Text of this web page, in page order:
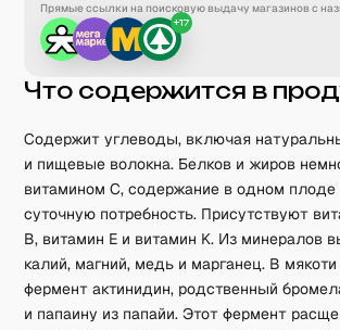
Прямые ссылки на поисковую выдачу магазинов с
+17
Что содержится в
Содержит углеводы, включая
и пищевые волокна. Белков и жиров
витамином C, содержание в одном плоде
суточную потребность. Присутствуют
B, витамин E и витамин K. Из минералов
калий, магний, медь и марганец. В
фермент актинидин, родственный
и папаину из папайи. Этот фермент